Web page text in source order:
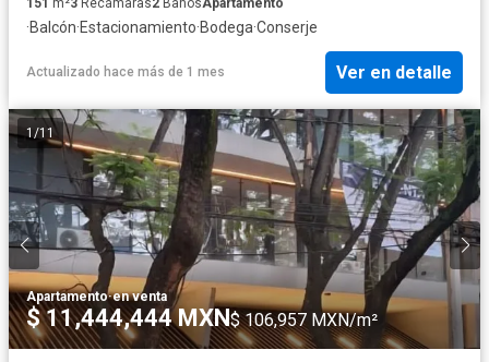
151 m²3 Recámaras2 BañosApartamento
·Balcón·Estacionamiento·Bodega·Conserje
Actualizado hace más de 1 mes Ver en detalle
1 /11
Apartamento·en venta
$ 11,444,444 MXN$ 106,957 MXN/m²